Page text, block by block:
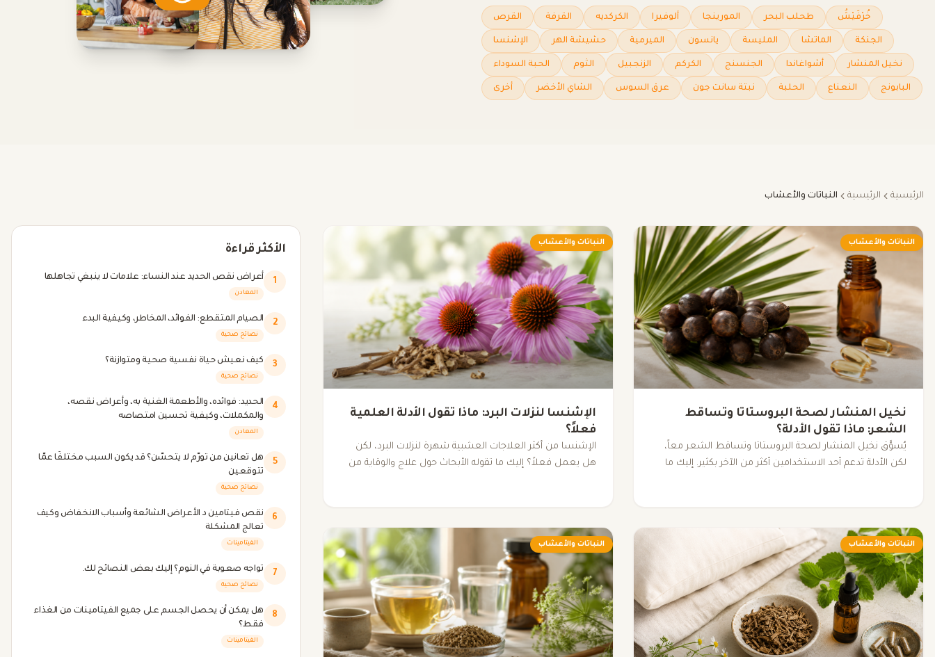
خُرْفَيْشُ طحلب البحر المورينجا ألوفيرا الكركديه القرفة القرص
الجنكة الماتشا المليسة يانسون الميرمية حشيشة الهر الإشنسا
نخيل المنشار أشواغاندا الجنسنج الكركم الزنجبيل الثوم الحبة السوداء
البابونج النعناع الحلبة نبتة سانت جون عرق السوس الشاي الأخضر أخرى
الرئيسية الرئيسية النباتات والأعشاب
النباتات والأعشاب
نخيل المنشار لصحة البروستاتا وتساقط
الشعر: ماذا تقول الأدلة؟
يُسوَّق نخيل المنشار لصحة البروستاتا وتساقط الشعر معاً،
لكن الأدلة تدعم أحد الاستخدامين أكثر من الآخر بكثير. إليك ما
النباتات والأعشاب
الإشنسا لنزلات البرد: ماذا تقول الأدلة العلمية
فعلاً؟
الإشنسا من أكثر العلاجات العشبية شهرة لنزلات البرد، لكن
هل يعمل فعلاً؟ إليك ما تقوله الأبحاث حول علاج والوقاية من
النباتات والأعشاب النباتات والأعشاب
الأكثر قراءة
1 أعراض نقص الحديد عند النساء: علامات لا ينبغي تجاهلها
المعادن
2 الصيام المتقطع: الفوائد، المخاطر، وكيفية البدء
نصائح صحية
3 كيف نعيش حياة نفسية صحية ومتوازنة؟
نصائح صحية
4
الحديد: فوائده، والأطعمة الغنية به، وأعراض نقصه،
والمكملات، وكيفية تحسين امتصاصه
المعادن
5
هل تعانين من تورّم لا يتحسّن؟ قد يكون السبب مختلفًا عمّا
تتوقعين
نصائح صحية
6
نقص فيتامين د الأعراض الشائعة وأسباب الانخفاض وكيف
تعالج المشكلة
الفيتامينات
7 تواجه صعوبة في النوم؟ إليك بعض النصائح لك.
نصائح صحية
8
هل يمكن أن يحصل الجسم على جميع الفيتامينات من الغذاء
فقط؟
الفيتامينات